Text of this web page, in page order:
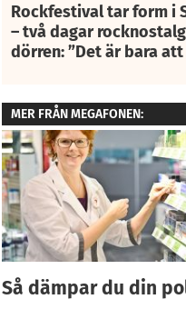
Rockfestival tar form i
– två dagar
dörren: ”Det är bara
MER FRÅN MEGAFONEN:
Så dämpar du din